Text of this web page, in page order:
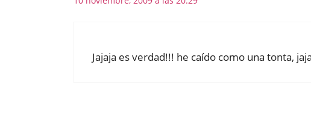
Jajaja es verdad!!! he caído como una tonta,